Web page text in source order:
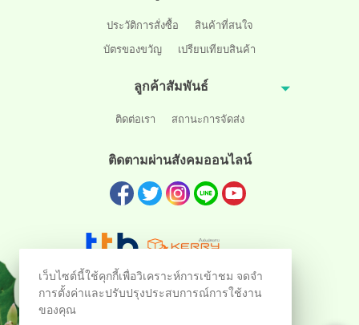
ประวัติการสั่งซื้อ
สินค้าที่สนใจ
บัตรของขวัญ
เปรียบเทียบสินค้า
ลูกค้าสัมพันธ์
ติดต่อเรา สถานะการจัดส่ง
ติดตามผ่านสังคมออนไลน์
เว็บไซต์นี้ใช้คุกกี้เพื่อวิเคราะห์การเข้าชม จดจำ
การตั้งค่าและปรับปรุงประสบการณ์การใช้งาน
ของคุณ